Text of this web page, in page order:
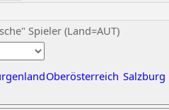
Spieler (Land=AUT)
Oberösterreich Salzburg